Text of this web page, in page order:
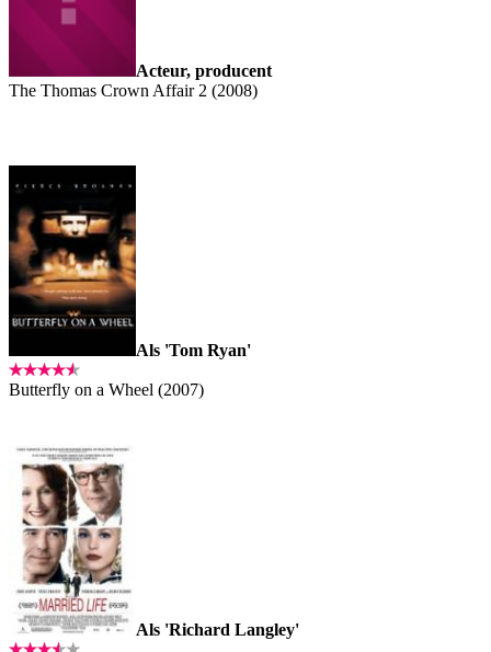
Acteur, producent
The Thomas Crown Affair 2 (2008)
Als 'Tom Ryan'
Butterfly on a Wheel (2007)
Als 'Richard Langley'